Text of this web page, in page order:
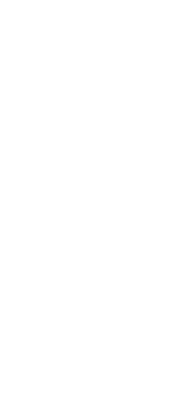
«Hoy Mariluz
Miro al cielo
ha indicado
escrito por la
«La familia
nuestra madre
acompañado